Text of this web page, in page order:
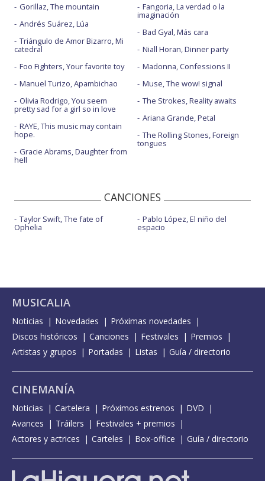
Gorillaz, The mountain
Andrés Suárez, Lúa
Triángulo de Amor Bizarro, Mi
catedral
Foo Fighters, Your favorite toy
Manuel Turizo, Apambichao
Olivia Rodrigo, You seem
pretty sad for a girl so in love
RAYE, This music may contain
hope.
Gracie Abrams, Daughter from
hell
Fangoria, La verdad o la
imaginación
Bad Gyal, Más cara
Niall Horan, Dinner party
Madonna, Confessions II
Muse, The wow! signal
The Strokes, Reality awaits
Ariana Grande, Petal
The Rolling Stones, Foreign
tongues
CANCIONES
Taylor Swift, The fate of
Ophelia
Pablo López, El niño del
espacio
MUSICALIA
Noticias Novedades
Próximas novedades
Discos históricos
Canciones Festivales
Premios
Artistas y grupos
Portadas Listas Guía / directorio
CINEMANÍA
Noticias Cartelera Próximos estrenos
DVD
Avances
Tráilers
Festivales + premios
Actores y actrices
Carteles Box-office Guía / directorio